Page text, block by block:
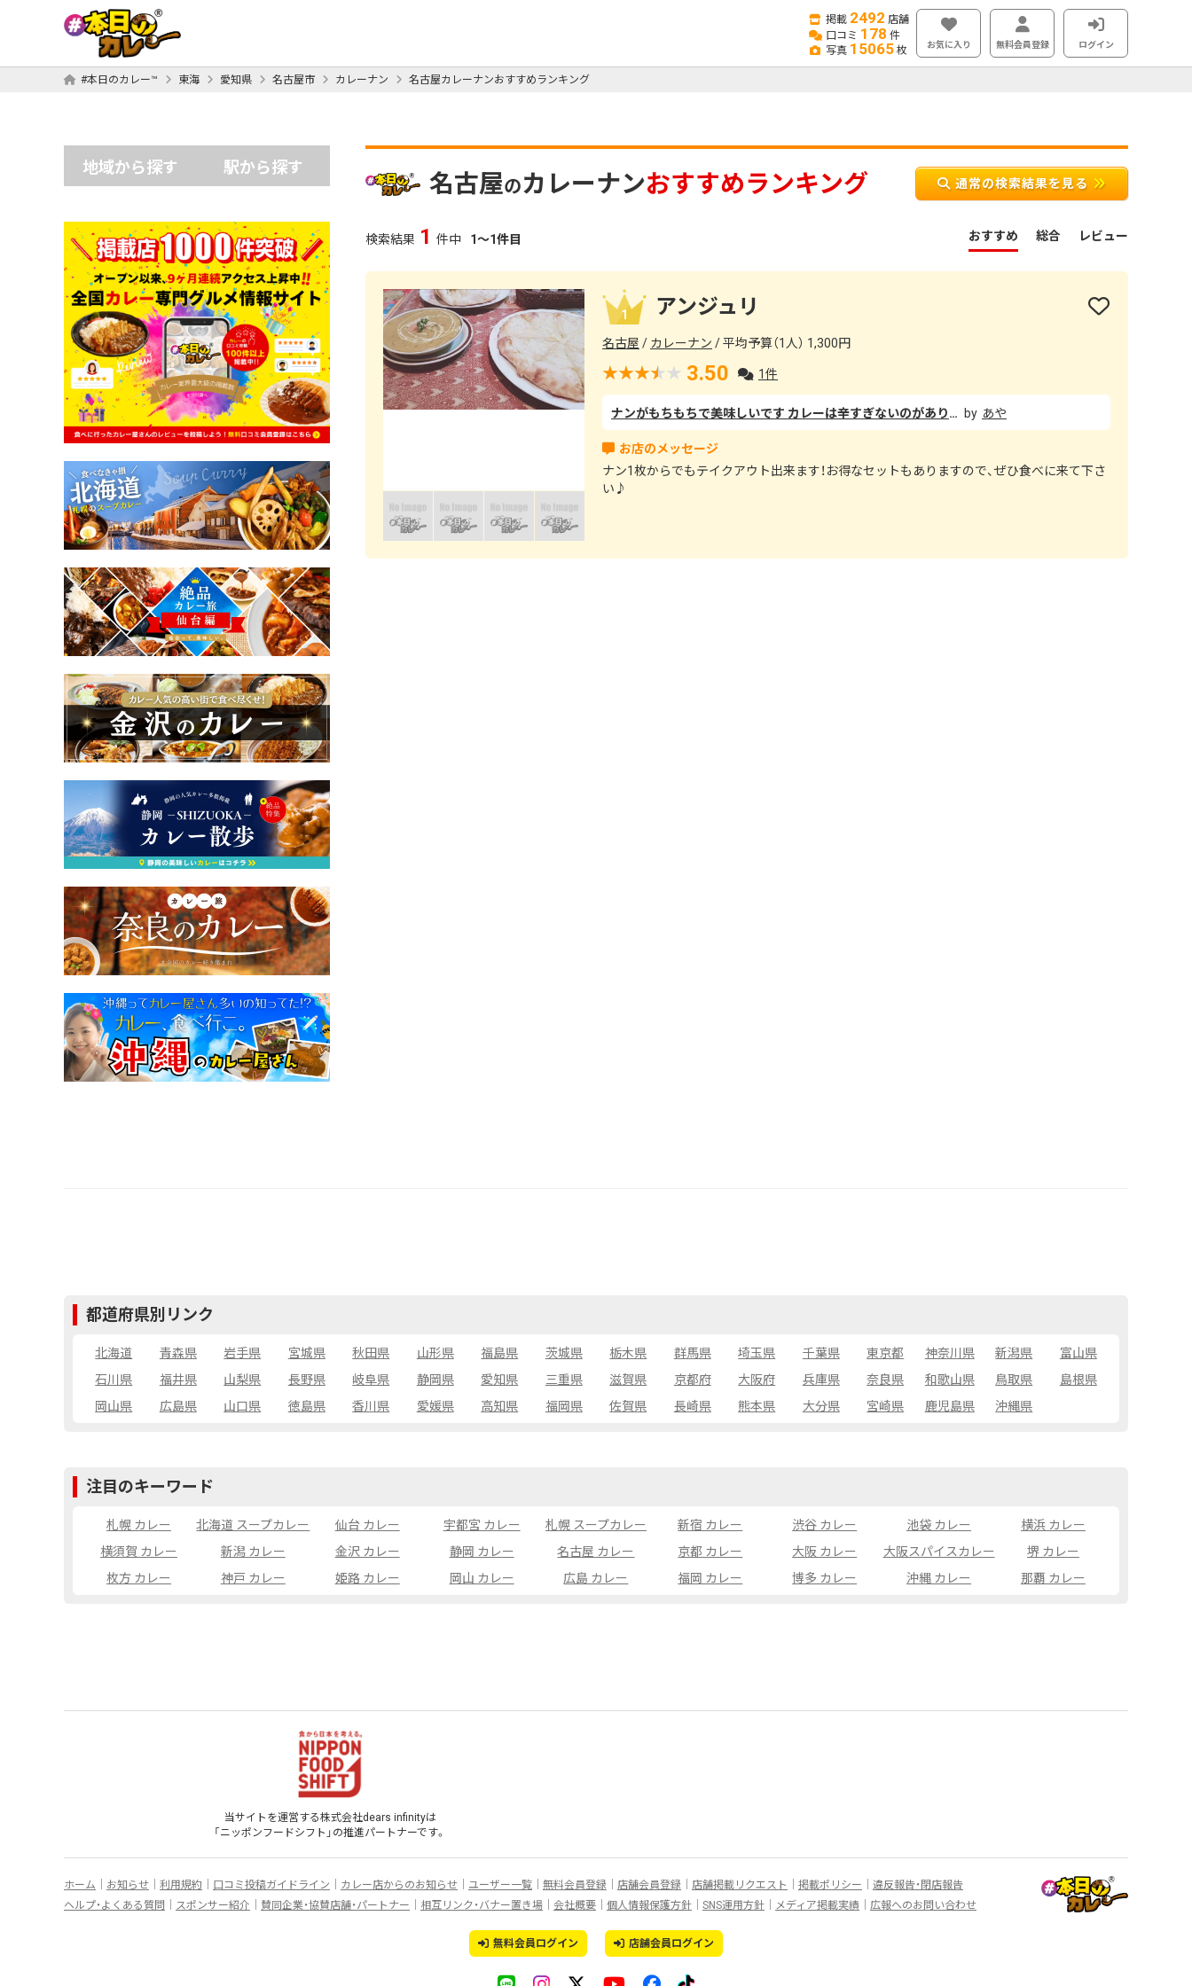
掲載 2492 店舗
口コミ 178 件
写真 15065 枚 お気に入り 無料会員登録 ログイン
#本日のカレー™ 東海 愛知県 名古屋市 カレーナン 名古屋カレーナンおすすめランキング
地域から探す 駅から探す
名古屋のカレーナンおすすめランキング 通常の検索結果を見る
検索結果 1 件中 1～1件目 おすすめ 総合 レビュー
1 アンジュリ
名古屋 カレーナン 平均予算（1人） 1,300円
3.50 1件
ナンがもちもちで美味しいです カレーは辛すぎないのがありがたいですが、量が少なくてナンが余ってしまう あや
ナン1枚からでもテイクアウト出来ます！お得なセットもありますので、ぜひ食べに来て下さ
い♪
都道府県別リンク
北海道 青森県 岩手県 宮城県 秋田県 山形県 福島県 茨城県 栃木県 群馬県 埼玉県 千葉県 東京都 神奈川県 新潟県
富山県
石川県
福井県 山梨県 長野県 岐阜県 静岡県 愛知県 三重県 滋賀県 京都府 大阪府 兵庫県 奈良県 和歌山県 鳥取県
島根県
岡山県
広島県 山口県 徳島県 香川県 愛媛県 高知県 福岡県 佐賀県 長崎県 熊本県 大分県 宮崎県 鹿児島県 沖縄県
注目のキーワード
札幌 カレー 北海道 スープカレー 仙台 カレー 宇都宮 カレー 札幌 スープカレー 新宿 カレー 渋谷 カレー 池袋 カレー
横浜 カレー
横須賀 カレー
新潟 カレー 金沢 カレー 静岡 カレー 名古屋 カレー 京都 カレー 大阪 カレー 大阪スパイスカレー
堺 カレー
枚方 カレー
神戸 カレー 姫路 カレー 岡山 カレー 広島 カレー 福岡 カレー 博多 カレー 沖縄 カレー 那覇 カレー
当サイトを運営する株式会社dears infinityは
「ニッポンフードシフト」 の推進パートナーです。
ホーム お知らせ 利用規約 口コミ投稿ガイドライン カレー店からのお知らせ ユーザー一覧 無料会員登録 店舗会員登録 店舗掲載リクエスト 掲載ポリシー
違反報告・閉店報告
ヘルプ・よくある質問
スポンサー紹介 賛同企業・協賛店舗・パートナー 相互リンク・バナー置き場 会社概要 個人情報保護方針 SNS運用方針 メディア掲載実績 広報へのお問い合わせ
無料会員ログイン 店舗会員ログイン